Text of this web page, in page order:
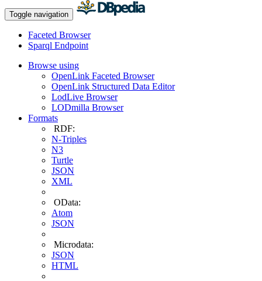
Toggle navigation
Faceted Browser
Sparql Endpoint
Browse using
OpenLink Faceted Browser
OpenLink Structured Data Editor
LodLive Browser
LODmilla Browser
Formats
RDF:
N-Triples
N3
Turtle
JSON
XML
OData:
Atom
JSON
Microdata:
JSON
HTML